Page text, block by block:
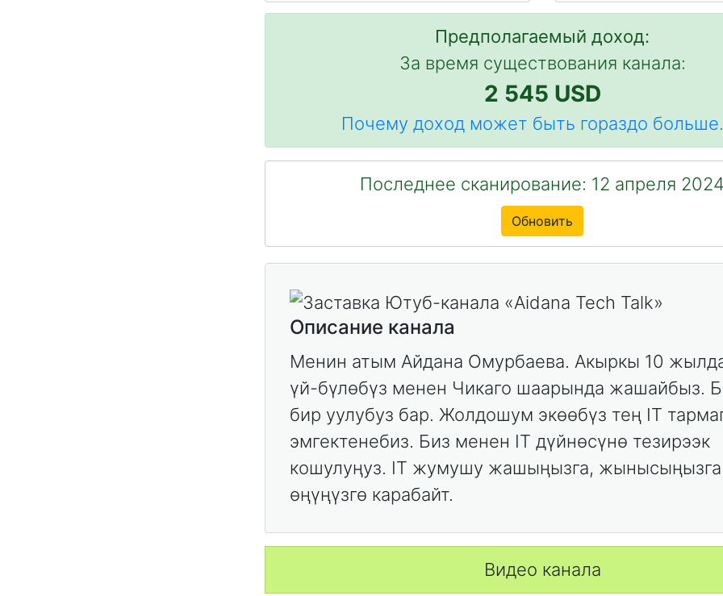
Предполагаемый доход:
За время существования канала:
2 545 USD
Почему доход может быть гораздо
Последнее сканирование: 12 апреля 2024
Обновить
Описание канала
Менин атым Айдана Омурбаева. Акыркы 10
үй-бүлөбүз менен Чикаго шаарында жашайбыз.
бир уулубуз бар. Жолдошум экөөбүз тең IT
эмгектенебиз. Биз менен IT дүйнөсүнө тезирээк
кошулуңуз. IT жумушу жашыңызга,
өңүңүзгө карабайт.
Видео канала